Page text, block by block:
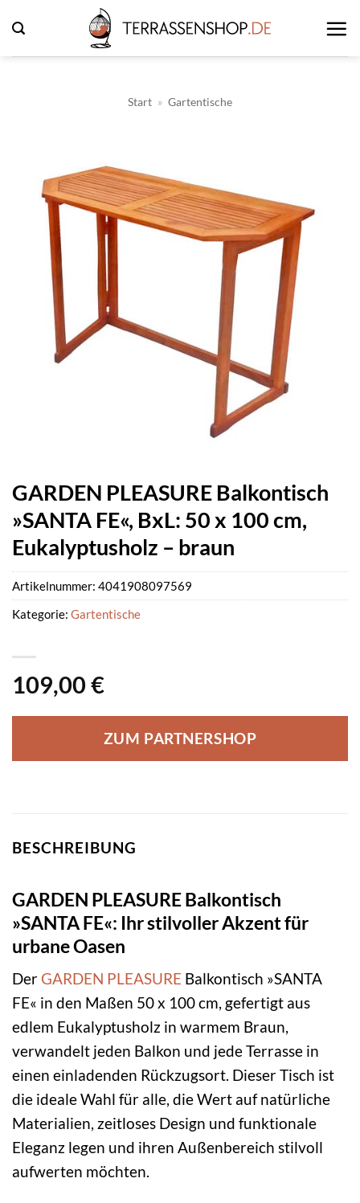
Inhalt
springen
Start » Gartentische
GARDEN PLEASURE Balkontisch
»SANTA FE«, BxL: 50 x 100 cm,
Eukalyptusholz – braun
109,00 €
ZUM PARTNERSHOP
Artikelnummer: 4041908097569
Kategorie: Gartentische
BESCHREIBUNG
GARDEN PLEASURE Balkontisch
»SANTA FE«: Ihr stilvoller Akzent für
urbane Oasen
Der GARDEN PLEASURE Balkontisch »SANTA
FE« in den Maßen 50 x 100 cm, gefertigt aus
edlem Eukalyptusholz in warmem Braun,
verwandelt jeden Balkon und jede Terrasse in
einen einladenden Rückzugsort. Dieser Tisch ist
die ideale Wahl für alle, die Wert auf natürliche
Materialien, zeitloses Design und funktionale
Eleganz legen und ihren Außenbereich stilvoll
aufwerten möchten.